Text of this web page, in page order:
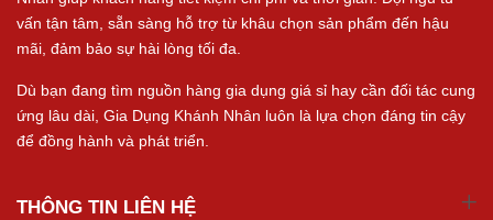
vấn tận tâm, sẵn sàng hỗ trợ từ khâu chọn sản phẩm đến hậu
mãi, đảm bảo sự hài lòng tối đa.
Dù bạn đang tìm nguồn hàng gia dụng giá sỉ hay cần đối tác cung
ứng lâu dài, Gia Dụng Khánh Nhân luôn là lựa chọn đáng tin cậy
để đồng hành và phát triển.
THÔNG TIN LIÊN HỆ